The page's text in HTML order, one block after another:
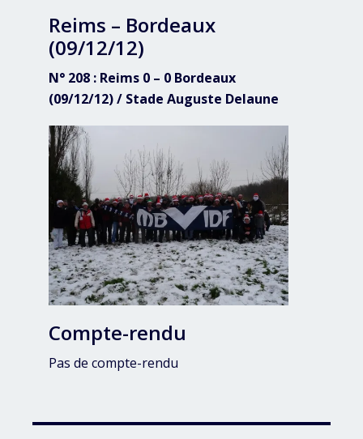
Reims – Bordeaux
(09/12/12)
N° 208 : Reims 0 – 0 Bordeaux
(09/12/12) / Stade Auguste Delaune
Compte-rendu
Pas de compte-rendu